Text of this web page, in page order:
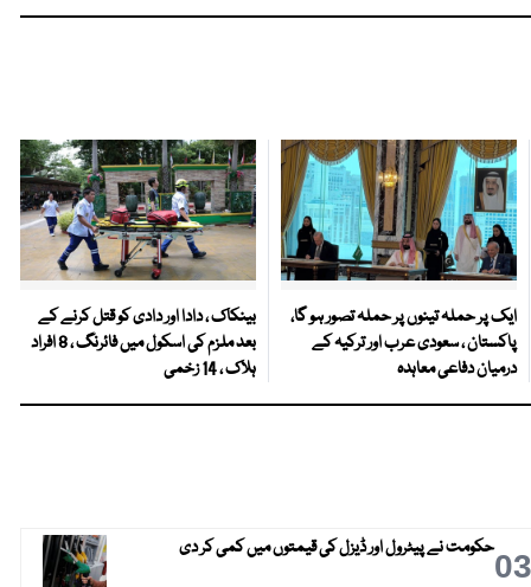
ایک پر حملہ تینوں پر حملہ تصور ہو گا،
پاکستان ، سعودی عرب اور ترکیہ کے
درمیان دفاعی معاہدہ
بینکاک ، دادا اور دادی کو قتل کرنے کے
بعد ملزم کی اسکول میں فائرنگ ، 8 افراد
ہلاک ، 14 زخمی
03حکومت نے پیٹرول اور ڈیزل کی قیمتوں میں کمی کر دی